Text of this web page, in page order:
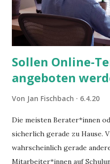
Sollen Online-
angeboten
Von Jan Fischbach 6.4.20
Die meisten Berater*innen
sicherlich gerade zu Hause.
wahrscheinlich gerade
Mitarbeiter*innen auf